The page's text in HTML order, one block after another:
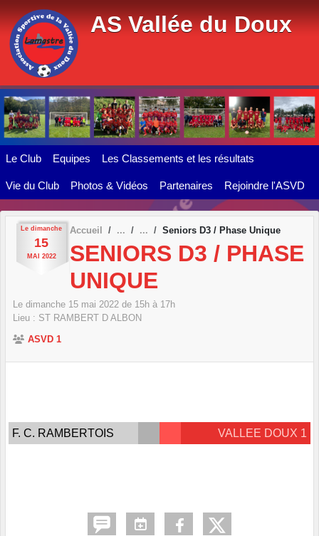
AS Vallée du Doux
Le Club Equipes Les Classements et les résultats
Vie du Club Photos & Vidéos Partenaires Rejoindre l'ASVD
Le dimanche
15
MAI 2022
Accueil Seniors D3 / Phase Unique
SENIORS D3 / PHASE
UNIQUE
Le dimanche 15 mai 2022 de 15h à 17h
Lieu : ST RAMBERT D ALBON
ASVD 1
F. C. RAMBERTOIS VALLEE DOUX 1
Panneau de gestion des cookies